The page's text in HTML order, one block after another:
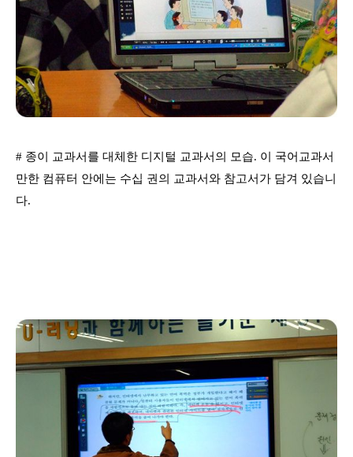
# 종이 교과서를 대체한 디지털 교과서의 모습. 이 국어교과서
만한 컴퓨터 안에는 수십 권의 교과서와 참고서가 담겨 있습니
다.